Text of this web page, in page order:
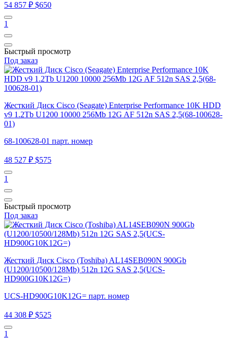
54 857 ₽ $650
1
Быстрый просмотр
Под заказ
Жесткий Диск Cisco (Seagate) Enterprise Performance 10K HDD
v9 1.2Tb U1200 10000 256Mb 12G AF 512n SAS 2,5(68-100628-
01)
68-100628-01 парт. номер
48 527 ₽ $575
1
Быстрый просмотр
Под заказ
Жесткий Диск Cisco (Toshiba) AL14SEB090N 900Gb
(U1200/10500/128Mb) 512n 12G SAS 2,5(UCS-
HD900G10K12G=)
UCS-HD900G10K12G= парт. номер
44 308 ₽ $525
1